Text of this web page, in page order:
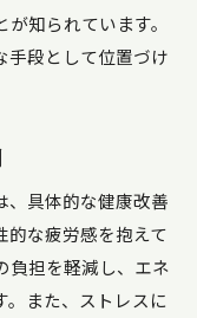
知られています。
手段として位置づけ
、具体的な健康改善
的な疲労感を抱えて
負担を軽減し、エネ
。また、ストレスに